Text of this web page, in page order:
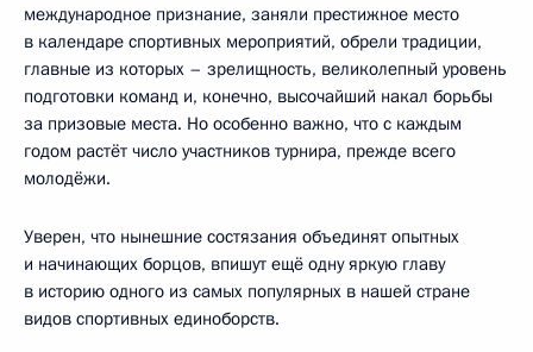
международное признание, заняли престижное место
в календаре спортивных мероприятий, обрели традиции,
главные из которых – зрелищность, великолепный уровень
подготовки команд и, конечно, высочайший накал борьбы
за призовые места. Но особенно важно, что с каждым
годом растёт число участников турнира, прежде всего
молодёжи.
Уверен, что нынешние состязания объединят опытных
и начинающих борцов, впишут ещё одну яркую главу
в историю одного из самых популярных в нашей стране
видов спортивных единоборств.